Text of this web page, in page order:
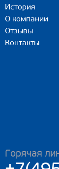
История
О компании
Отзывы
Контакты
Горячая